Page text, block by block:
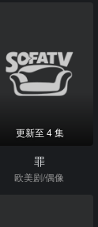
更新至 4 集
罪
欧美剧/偶像